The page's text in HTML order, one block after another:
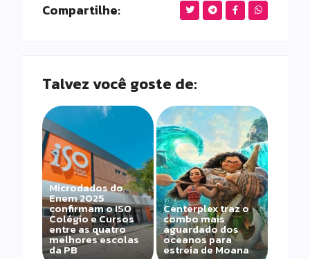
Compartilhe:
Talvez você goste de:
Microdados do
Enem 2025
confirmam o ISO
Colégio e Cursos
entre as quatro
melhores escolas
da PB
Centerplex traz o
combo mais
aguardado dos
oceanos para
estreia de Moana